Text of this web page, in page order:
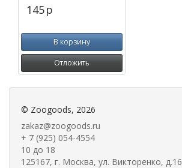
145p
В корзину
Отложить
© Zoogoods, 2026
zakaz@zoogoods.ru
+ 7 (925) 054-4554
10 до 18
125167, г. Москва, ул. Викторенко, д.16